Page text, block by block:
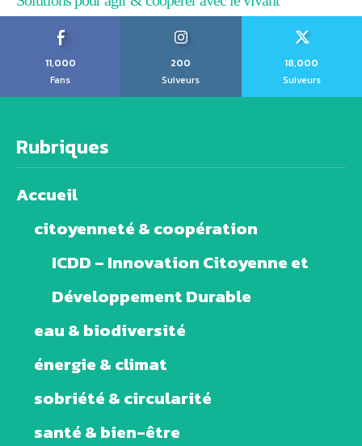
11,000
Fans
200
Suiveurs
18,000
Suiveurs
Rubriques
Accueil
citoyenneté & coopération
ICDD – Innovation Citoyenne et
Développement Durable
eau & biodiversité
énergie & climat
sobriété & circularité
santé & bien-être